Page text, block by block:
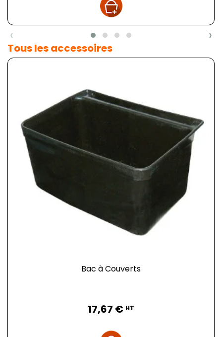
‹ ›
Tous les accessoires
Bac à Couverts
17,67 € HT